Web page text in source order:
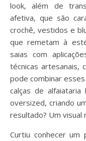
look, além de
afetiva, que são
crochê, vestidos e
que remetam à
saias com
técnicas artesanais,
pode combinar
calças de alfaiataria
oversized, criando
resultado? Um visual
Curtiu conhecer um